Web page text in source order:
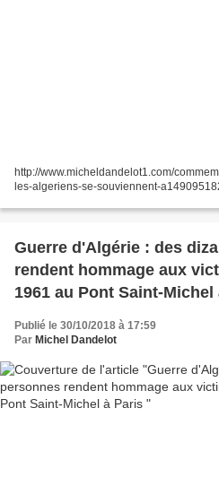
http://www.micheldandelot1.com/
les-algeriens-se-souviennent-
Guerre d'Algérie : des
rendent hommage aux
1961 au Pont Saint-Michel
Publié le 30/10/2018 à 17:59
Par Michel Dandelot